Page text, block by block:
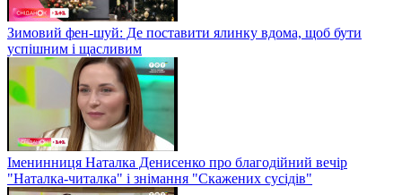
Зимовий фен-шуй: Де поставити ялинку вдома, щоб бути
успішним і щасливим
Іменинниця Наталка Денисенко про благодійний вечір
"Наталка-читалка" і знімання "Скажених сусідів"